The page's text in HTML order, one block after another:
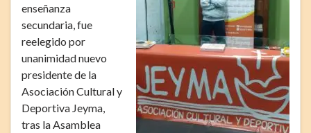
enseñanza
secundaria, fue
reelegido por
unanimidad nuevo
presidente de la
Asociación Cultural y
Deportiva Jeyma,
tras la Asamblea